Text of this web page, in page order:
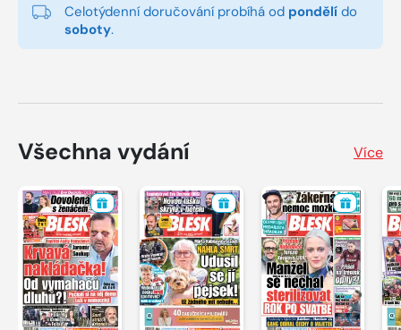
Celotýdenní doručování probíhá od pondělí do
soboty.
Všechna vydání Více